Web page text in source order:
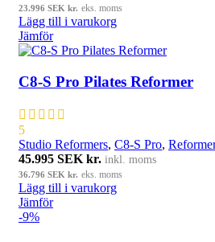
23.996 SEK kr. eks. moms
Lägg till i varukorg
Jämför
C8-S Pro Pilates Reformer
5
Studio Reformers, C8-S Pro,
45.995 SEK kr. inkl. moms
36.796 SEK kr. eks. moms
Lägg till i varukorg
Jämför
-9%